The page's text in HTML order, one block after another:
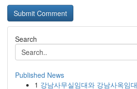
Search
Published News
1 강남사무실임대와 강남사옥임